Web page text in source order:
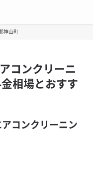
神山町
コンクリーニ
相場とおすす
コンクリーニン